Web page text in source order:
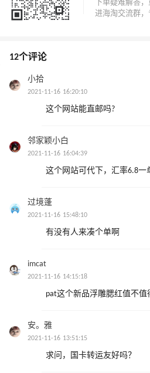
12个评论
小拾
2021-11-16 16:20:10
这个网站能直邮吗?
邻家颖小白
2021-11-16 16:04:39
这个网站可代下，汇率6.8一
过境蓬
2021-11-16 15:48:10
有没有人来凑个单啊
imcat
2021-11-16 14:15:18
pat这个新品浮雕腮红值不值
安。雅
2021-11-16 13:51:15
求问，国卡转运友好吗？